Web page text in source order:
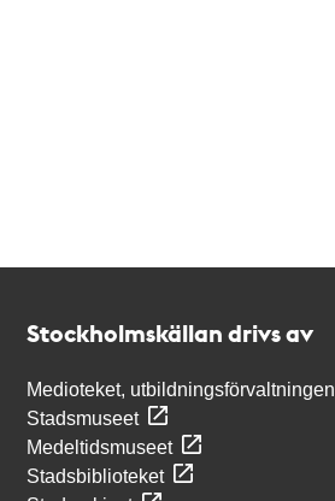
Stockholmskällan drivs av
Medioteket, utbildningsförvaltningen
Stadsmuseet
Medeltidsmuseet
Stadsbiblioteket